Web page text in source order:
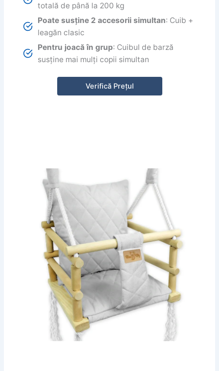
totală de până la 200 kg
Poate susține 2 accesorii simultan: Cuib +
leagăn clasic
Pentru joacă în grup: Cuibul de barză
susține mai mulți copii simultan
Verifică Prețul